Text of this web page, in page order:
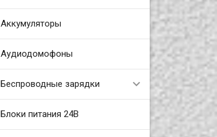
Аккумуляторы
Аудиодомофоны
Беспроводные зарядки
Блоки питания 24В